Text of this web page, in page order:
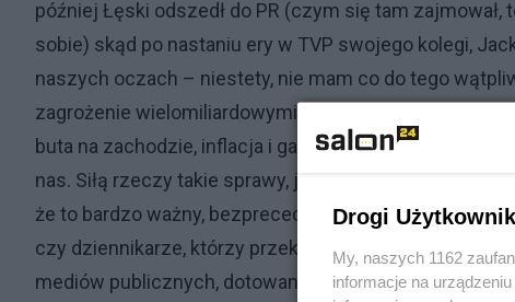
później Łęski odszedł do PR (czym się tam
sobie) skąd po nastaniu ery w TVP swojego kolegi,
naszych oczach – niestety, nie mam co do tego
zagrożenie wielomiliardowymi roszczeniami i Polin,
buta na zachodzie, inflacja i galopujące ceny – to
nas. Siłą rzeczy takie sprawy, jak ta, której dotyczy
że to bardzo ważny, bezprecedensowy wręcz, proces.
czy dziennikarze, którzy przekazują jej wiedzę o
mediów publicznych, dotowanych z pieniędzy
Drogi
My, naszych 1162
informacje na